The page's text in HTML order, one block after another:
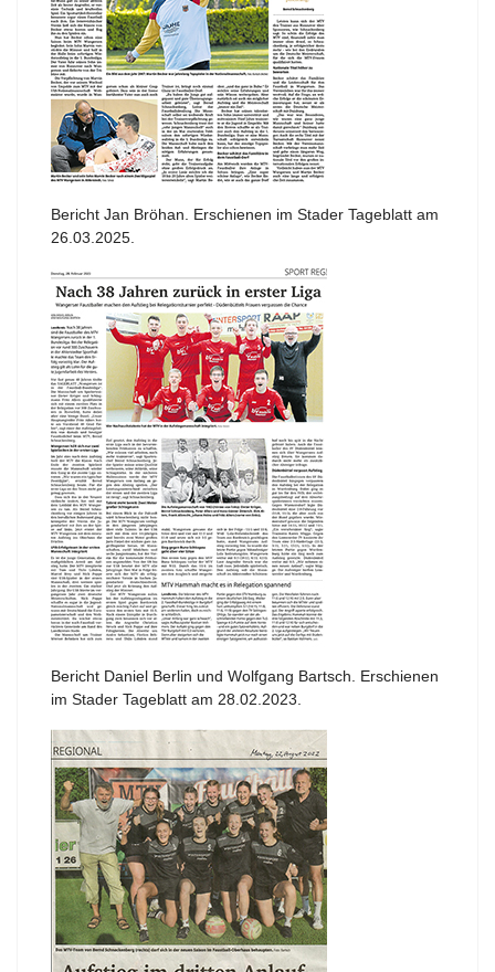
Bericht Jan Bröhan. Erschienen im Stader Tageblatt am
26.03.2025.
Bericht Daniel Berlin und Wolfgang Bartsch. Erschienen
im Stader Tageblatt am 28.02.2023.